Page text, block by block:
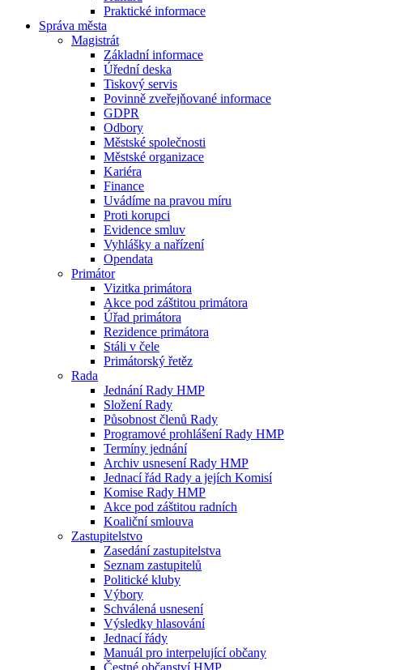
Praktické informace
Správa města
Magistrát
Základní informace
Úřední deska
Tiskový servis
Povinně zveřejňované informace
GDPR
Odbory
Městské společnosti
Městské organizace
Kariéra
Finance
Uvádíme na pravou míru
Proti korupci
Evidence smluv
Vyhlášky a nařízení
Opendata
Primátor
Vizitka primátora
Akce pod záštitou primátora
Úřad primátora
Rezidence primátora
Stáli v čele
Primátorský řetěz
Rada
Jednání Rady HMP
Složení Rady
Působnost členů Rady
Programové prohlášení Rady HMP
Termíny jednání
Archiv usnesení Rady HMP
Jednací řád Rady a jejích Komisí
Komise Rady HMP
Akce pod záštitou radních
Koaliční smlouva
Zastupitelstvo
Zasedání zastupitelstva
Seznam zastupitelů
Politické kluby
Výbory
Schválená usnesení
Výsledky hlasování
Jednací řády
Manuál pro interpelující občany
Čestné občanství HMP